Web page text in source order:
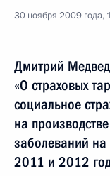
30 ноября 2009 года,
Дмитрий
«О страховых
социальное
на
заболеваний
2011 и 2012